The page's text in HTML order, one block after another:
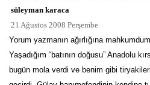
süleyman karaca
21 Ağustos 2008 Perşembe
Yorum yazmanın ağırlığına
Yaşadığım “batının doğusu” Anadolu
bugün mola verdi ve benim gibi